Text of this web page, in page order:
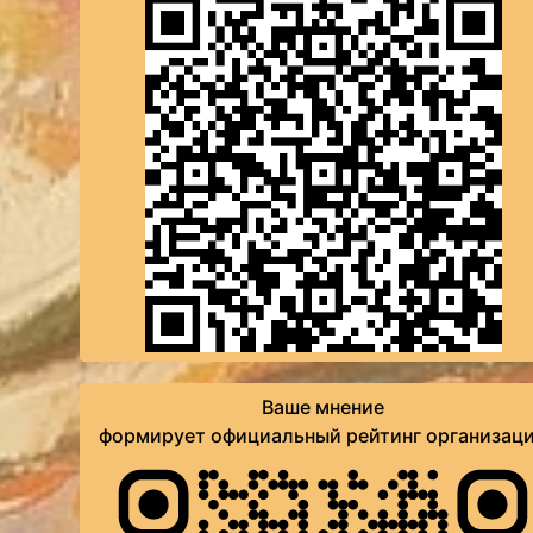
Ваше мнение
формирует официальный рейтинг